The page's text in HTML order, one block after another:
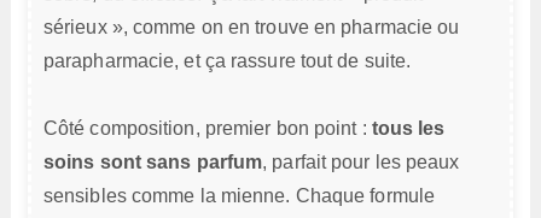
sérieux », comme on en trouve en pharmacie ou
parapharmacie, et ça rassure tout de suite.
Côté composition, premier bon point : tous les
soins sont sans parfum, parfait pour les peaux
sensibles comme la mienne. Chaque formule